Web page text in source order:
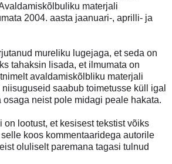
materjali
2004. aasta jaanuari-, aprilli- ja
mureliku lugejaga, et seda on
tahaksin lisada, et ilmumata on
avaldamiskõlbliku materjali
saabub toimetusse küll igal
osaga neist pole midagi peale hakata.
on lootust, et kesisest tekstist võiks
koos kommentaaridega autorile
oluliselt paremana tagasi tulnud